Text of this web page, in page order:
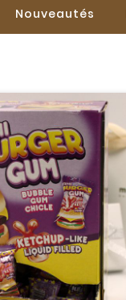
Nouveautés